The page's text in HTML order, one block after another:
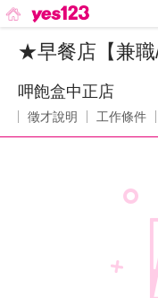
★早餐店【兼職
呷飽盒中正店
徵才說明 工作條件